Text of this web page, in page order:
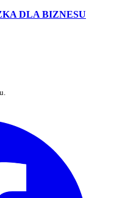
DLA BIZNESU